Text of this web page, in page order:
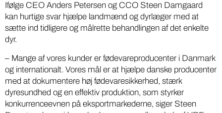
Ifølge CEO Anders Petersen og CCO Steen Damgaard
kan hurtige svar hjælpe landmænd og dyrlæger med at
sætte ind tidligere og målrette behandlingen af det enkelte
dyr.
– Mange af vores kunder er fødevareproducenter i Danmark
og internationalt. Vores mål er at hjælpe danske producenter
med at dokumentere høj fødevaresikkerhed, stærk
dyresundhed og en effektiv produktion, som styrker
konkurrenceevnen på eksportmarkederne, siger Steen